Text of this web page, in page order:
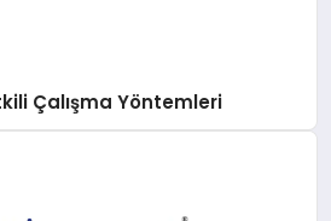
Çalışma Yöntemleri